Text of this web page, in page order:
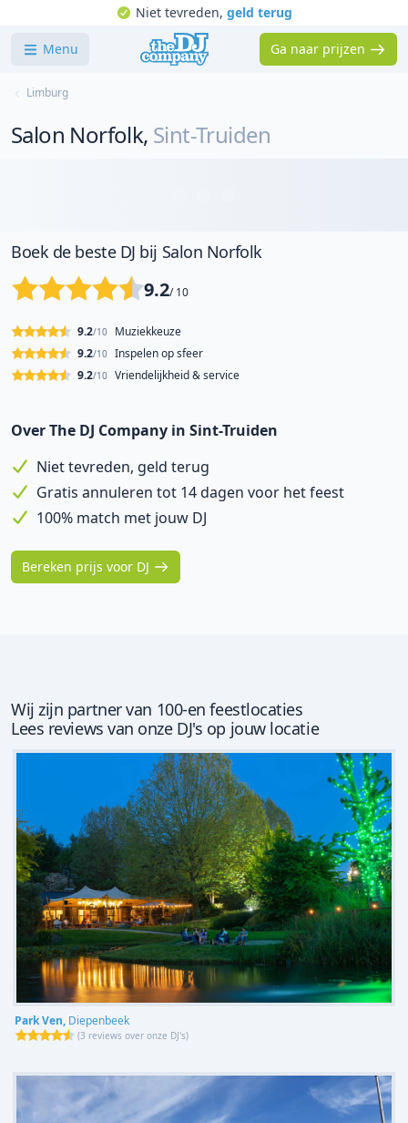
Niet tevreden, geld terug
Menu Ga naar prijzen
Limburg
Salon Norfolk, Sint-Truiden
Boek de beste DJ bij Salon Norfolk
9.2/ 10
Muziekkeuze
9.2/10
Inspelen op sfeer
9.2/10
Vriendelijkheid & service
9.2/10
Over The DJ Company in Sint-Truiden
Niet tevreden, geld terug
Gratis annuleren tot 14 dagen voor het feest
100% match met jouw DJ
Bereken prijs voor DJ
Wij zijn partner van 100-en feestlocaties
Lees reviews van onze DJ's op jouw locatie
Park Ven, Diepenbeek
(3 reviews over onze DJ's)